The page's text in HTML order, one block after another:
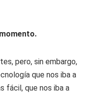
pero, sin embargo,
que nos iba a
fácil, que nos iba a